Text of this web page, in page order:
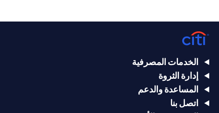
الخدمات المصرفية
إدارة الثروة
المساعدة والدعم
اتصل بنا